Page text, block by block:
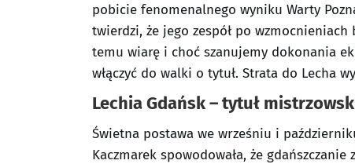
pobicie fenomenalnego wyniku Warty
twierdzi, że jego zespół po
temu wiarę i choć szanujemy dokonania
włączyć do walki o tytuł. Strata do Lecha
Lechia Gdańsk – tytuł
Świetna postawa we wrześniu i
Kaczmarek spowodowała, że